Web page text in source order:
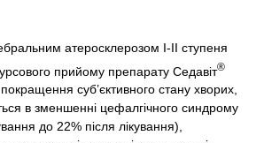
атеросклерозом І-ІІ ступеня
прийому препарату Седавіт®
суб’єктивного стану хворих,
в зменшенні цефалгічного синдрому
до 22% після лікування),